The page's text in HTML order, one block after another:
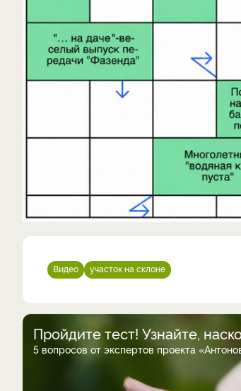
Видео участок на склоне
Пройдите тест! Узнайте,
5 вопросов от экспертов проекта